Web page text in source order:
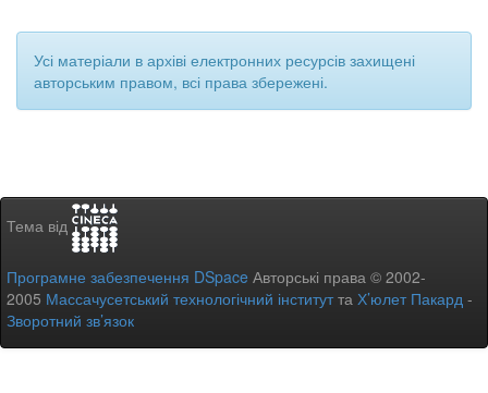
Усі матеріали в архіві електронних ресурсів захищені
авторським правом, всі права збережені.
Тема від
Програмне забезпечення DSpace Авторські права © 2002-
2005 Массачусетський технологічний інститутта Х’юлет Пакард -
Зворотний зв’язок